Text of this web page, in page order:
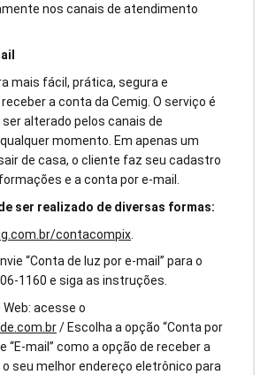
nos canais de atendimento
mais fácil, prática, segura e
a conta da Cemig. O serviço é
alterado pelos canais de
momento. Em apenas um
de casa, o cliente faz seu cadastro
e a conta por e-mail.
ser realizado de diversas formas:
contacompix
“Conta de luz por e-mail” para o
1160 e siga as instruções.
Web: acesse o
/ Escolha a opção “Conta por
“E-mail” como a opção de receber a
seu melhor endereço eletrônico para